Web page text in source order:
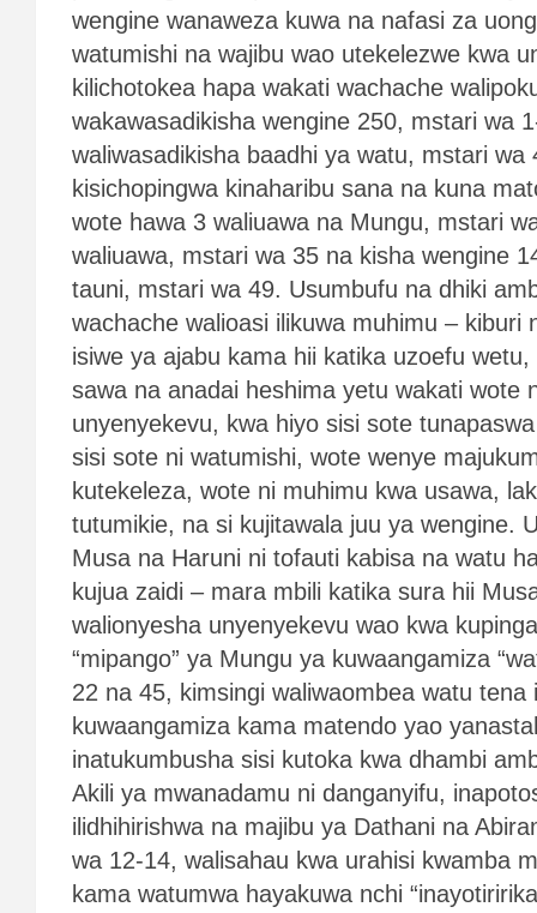
wengine wanaweza kuwa na nafasi za
watumishi na wajibu wao utekelezwe kwa
kilichotokea hapa wakati wachache
wakawasadikisha wengine 250, mstari wa
waliwasadikisha baadhi ya watu, mstari wa
kisichopingwa kinaharibu sana na kuna
wote hawa 3 waliuawa na Mungu, mstari
waliuawa, mstari wa 35 na kisha wengine
tauni, mstari wa 49. Usumbufu na dhiki
wachache walioasi ilikuwa muhimu – kiburi
isiwe ya ajabu kama hii katika uzoefu
sawa na anadai heshima yetu wakati wote
unyenyekevu, kwa hiyo sisi sote
sisi sote ni watumishi, wote wenye
kutekeleza, wote ni muhimu kwa usawa,
tutumikie, na si kujitawala juu ya wengine.
Musa na Haruni ni tofauti kabisa na watu
kujua zaidi – mara mbili katika sura hii
walionyesha unyenyekevu wao kwa
“mipango” ya Mungu ya kuwaangamiza
22 na 45, kimsingi waliwaombea watu tena
kuwaangamiza kama matendo yao
inatukumbusha sisi kutoka kwa dhambi
Akili ya mwanadamu ni danganyifu,
ilidhihirishwa na majibu ya Dathani na
wa 12-14, walisahau kwa urahisi kwamba
kama watumwa hayakuwa nchi